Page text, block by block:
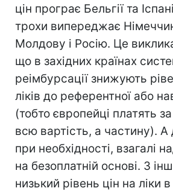
цін програє Бельгії та
трохи випереджає
Молдову і Росію. Це
що в західних країнах
реімбурсації знижують
ліків до референтної або
(тобто європейці платять
всю вартість, а частину). А
при необхідності, взагалі
на безоплатній основі. З
низький рівень цін на ліки в